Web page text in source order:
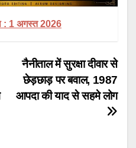
: 1 अगस्त 2026
नैनीताल में सुरक्षा दीवार से
छेड़छाड़ पर बवाल, 1987
आपदा की याद से सहमे लोग